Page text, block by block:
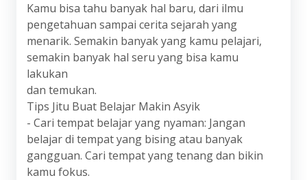
Kamu bisa tahu banyak hal baru, dari ilmu
pengetahuan sampai cerita sejarah yang
menarik. Semakin banyak yang kamu pelajari,
semakin banyak hal seru yang bisa kamu
lakukan
dan temukan.
Tips Jitu Buat Belajar Makin Asyik
- Cari tempat belajar yang nyaman: Jangan
belajar di tempat yang bising atau banyak
gangguan. Cari tempat yang tenang dan bikin
kamu fokus.